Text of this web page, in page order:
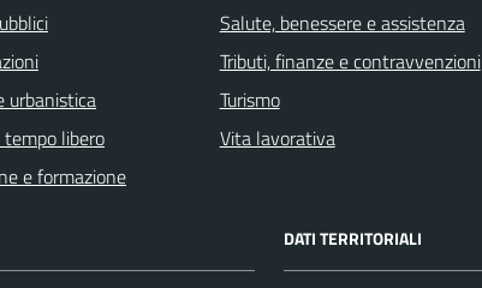
urbanistica
libero
e formazione
Salute, benessere e assistenza
Tributi, finanze e contravvenzioni
Turismo
Vita lavorativa
DATI TERRITORIALI